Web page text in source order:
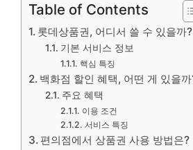
Table of Contents
롯데상품권, 어디서 쓸 수 있을까?
기본 서비스 정보
핵심 특징
백화점 할인 혜택, 어떤 게 있을
주요 혜택
이용 조건
서비스 특징
편의점에서 상품권 사용 방법은?